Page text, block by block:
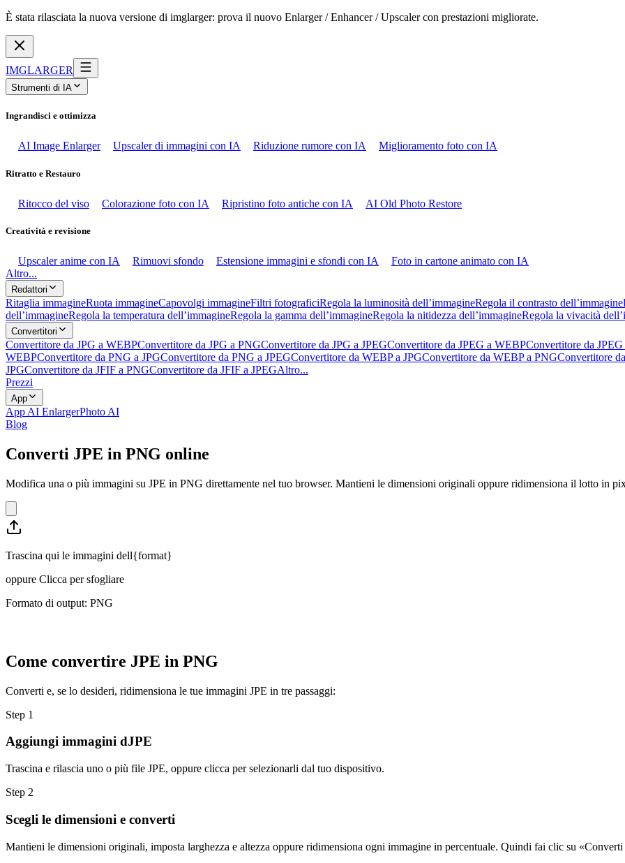
È stata rilasciata la nuova versione di imglarger: prova il nuovo Enlarger / Enhancer / Upscaler con prestazioni migliorate.
IMGLARGER
Strumenti di IA
Ingrandisci e ottimizza
AI Image Enlarger Upscaler di immagini con IA Riduzione rumore con IA Miglioramento foto con IA
Ritratto e Restauro
Ritocco del viso Colorazione foto con IA Ripristino foto antiche con IA AI Old Photo Restore
Creatività e revisione
Upscaler anime con IA Rimuovi sfondo Estensione immagini e sfondi con IA
Foto in cartone animato con IA
Altro...
Redattori
Ritaglia immagineRuota immagineCapovolgi immagineFiltri fotograficiRegola la luminosità dell’immagineRegola il contrasto dell’immagine
dell’immagineRegola la temperatura dell’immagineRegola la gamma dell’immagineRegola la nitidezza dell’immagineRegola la vivacità
Convertitori
Convertitore da JPG a WEBPConvertitore da JPG a PNGConvertitore da JPG a JPEGConvertitore da JPEG a WEBPConvertitore da JPEG
WEBPConvertitore da PNG a JPGConvertitore da PNG a JPEGConvertitore da WEBP a JPGConvertitore da WEBP a PNGConvertitore
JPGConvertitore da JFIF a PNGConvertitore da JFIF a JPEGAltro...
Prezzi
App
App AI EnlargerPhoto AI
Blog
Converti JPE in PNG online
Modifica una o più immagini su JPE in PNG direttamente nel tuo browser. Mantieni le dimensioni originali oppure ridimensiona il lotto in
Trascina qui le immagini dell{format}
oppure Clicca per sfogliare
Formato di output: PNG
Come convertire JPE in PNG
Converti e, se lo desideri, ridimensiona le tue immagini JPE in tre passaggi:
Step 1
Aggiungi immagini dJPE
Trascina e rilascia uno o più file JPE, oppure clicca per selezionarli dal tuo dispositivo.
Step 2
Scegli le dimensioni e converti
Mantieni le dimensioni originali, imposta larghezza e altezza oppure ridimensiona ogni immagine in percentuale. Quindi fai clic su